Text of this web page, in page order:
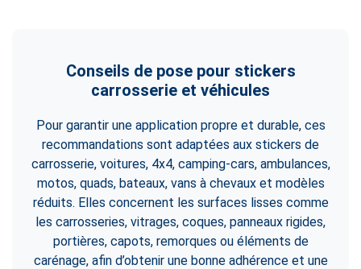
Conseils de pose pour stickers
carrosserie et véhicules
Pour garantir une application propre et durable, ces
recommandations sont adaptées aux stickers de
carrosserie, voitures, 4x4, camping-cars, ambulances,
motos, quads, bateaux, vans à chevaux et modèles
réduits. Elles concernent les surfaces lisses comme
les carrosseries, vitrages, coques, panneaux rigides,
portières, capots, remorques ou éléments de
carénage, afin d’obtenir une bonne adhérence et une